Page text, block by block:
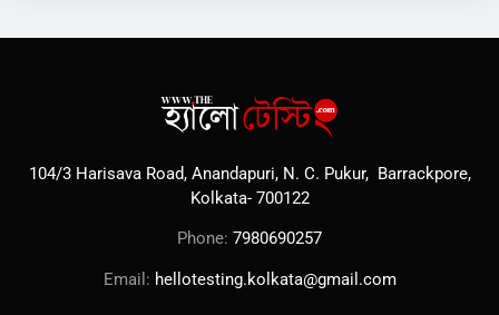
104/3 Harisava Road, Anandapuri, N. C. Pukur, Barrackpore,
Kolkata- 700122
Phone: 7980690257
Email: hellotesting.kolkata@gmail.com